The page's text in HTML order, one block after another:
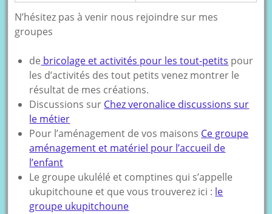
N’hésitez pas à venir nous rejoindre sur mes
groupes
de bricolage et activités pour les tout-petits pour
les d’activités des tout petits venez montrer le
résultat de mes créations.
Discussions sur Chez veronalice discussions sur
le métier
Pour l’aménagement de vos maisons Ce groupe
aménagement et matériel pour l’accueil de
l’enfant
Le groupe ukulélé et comptines qui s’appelle
ukupitchoune et que vous trouverez ici : le
groupe ukupitchoune